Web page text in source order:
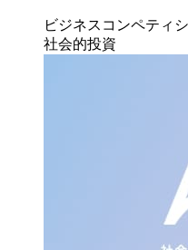
ビジネスコンペティ
社会的投資